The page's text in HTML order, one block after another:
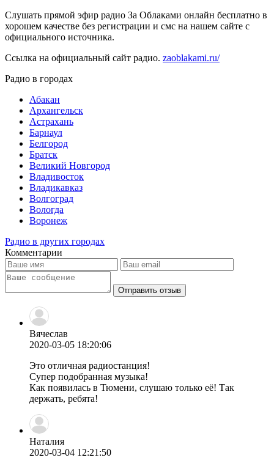
Слушать прямой эфир радио За Облаками онлайн бесплатно в
хорошем качестве без регистрации и смс на нашем сайте с
официального источника.
Ссылка на официальный сайт радио. zaoblakami.ru/
Радио в городах
Абакан
Архангельск
Астрахань
Барнаул
Белгород
Братск
Великий Новгород
Владивосток
Владикавказ
Волгоград
Вологда
Воронеж
Радио в других городах
Комментарии
Отправить отзыв
Вячеслав
2020-03-05 18:20:06
Это отличная радиостанция!
Супер подобранная музыка!
Как появилась в Тюмени, слушаю только её! Так
держать, ребята!
Наталия
2020-03-04 12:21:50